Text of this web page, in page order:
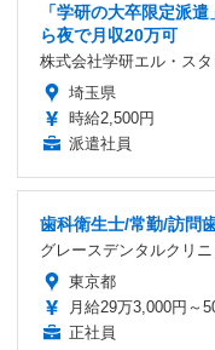
「学研の大卒限定派
ら夜で月収20万可
株式会社学研エル・ス
埼玉県
時給2,500円
派遣社員
歯科衛生士/常勤/訪問
グレースデンタルクリ
東京都
月給29万3,000円～
正社員